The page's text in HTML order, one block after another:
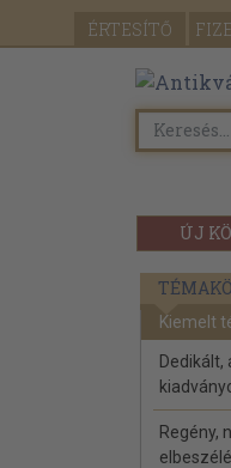
ÉRTESÍTŐ
ÚJ
Kiemelt
Dedikált,
Regény,